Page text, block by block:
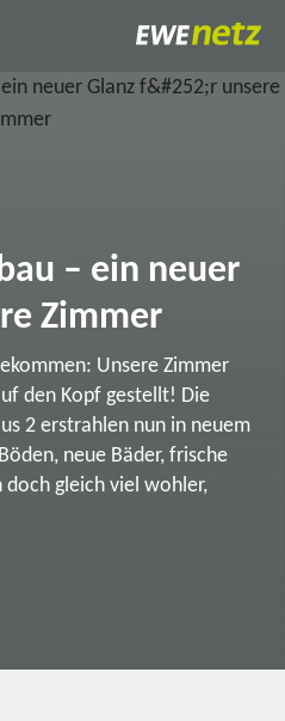
– ein neuer
Zimmer
Unsere Zimmer
den Kopf gestellt! Die
2 erstrahlen nun in neuem
neue Bäder, frische
doch gleich viel wohler,